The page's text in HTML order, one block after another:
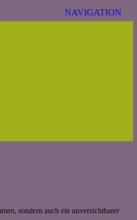
sondern auch ein unverzichtbarer